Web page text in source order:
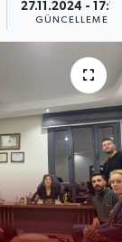
27.11.2024 - 17:15
GÜNCELLEME